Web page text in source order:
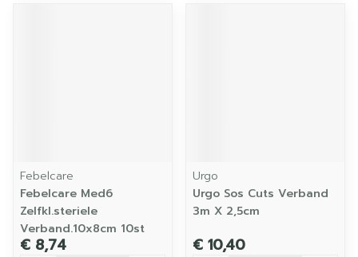
Febelcare
Febelcare Med6
Zelfkl.steriele
Verband.10x8cm 10st
€ 8,74
Urgo
Urgo Sos Cuts Verband
3m X 2,5cm
€ 10,40